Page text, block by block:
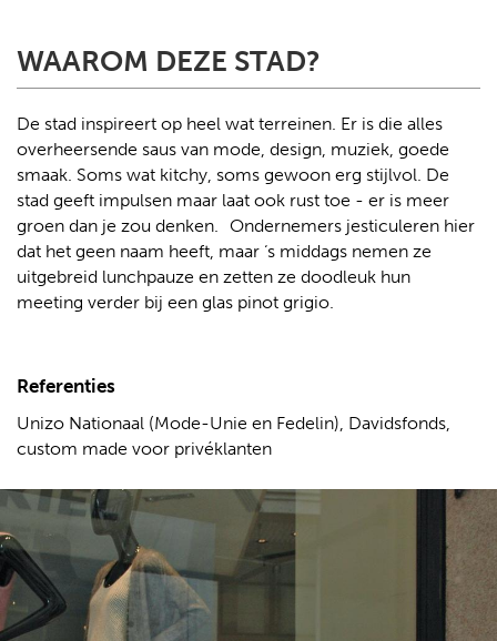
WAAROM DEZE STAD?
De stad inspireert op heel wat terreinen. Er is die alles
overheersende saus van mode, design, muziek, goede
smaak. Soms wat kitchy, soms gewoon erg stijlvol. De
stad geeft impulsen maar laat ook rust toe - er is meer
groen dan je zou denken. Ondernemers jesticuleren hier
dat het geen naam heeft, maar ‘s middags nemen ze
uitgebreid lunchpauze en zetten ze doodleuk hun
meeting verder bij een glas pinot grigio.
Referenties
Unizo Nationaal (Mode-Unie en Fedelin), Davidsfonds,
custom made voor privéklanten